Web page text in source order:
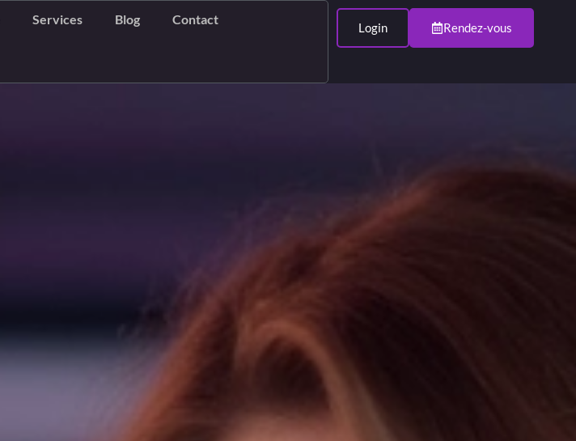
Services Blog Contact
Login Rendez-vous